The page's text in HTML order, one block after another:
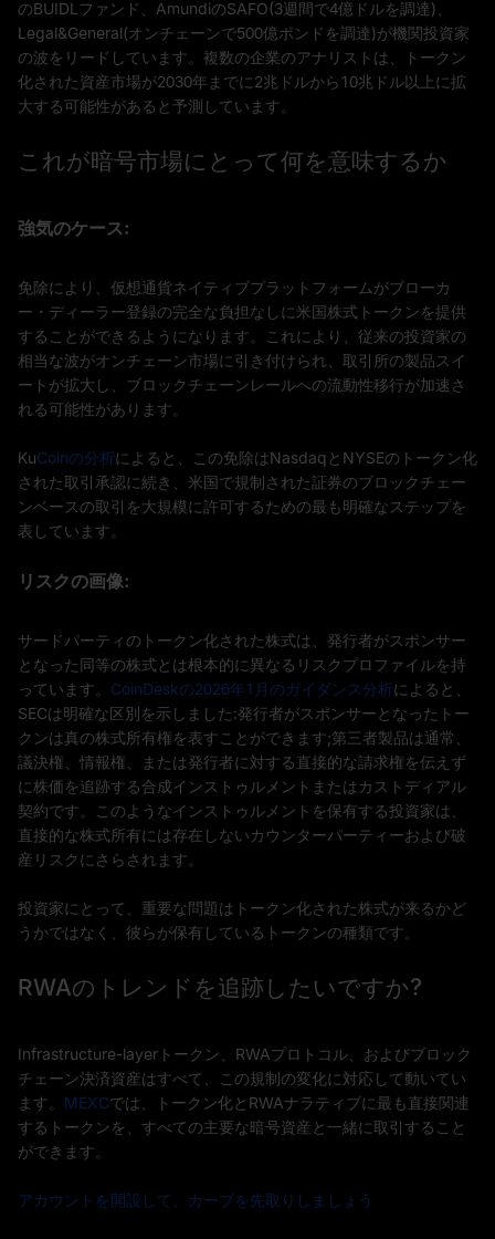
のBUIDLファンド、AmundiのSAFO(3週間で4億ドルを調達)、
Legal&General(オンチェーンで500億ポンドを調達)が機関投資家
の波をリードしています。複数の企業のアナリストは、トークン
化された資産市場が2030年までに2兆ドルから10兆ドル以上に拡
大する可能性があると予測しています。
これが暗号市場にとって何を意味するか
強気のケース:
免除により、仮想通貨ネイティブプラットフォームがブローカ
ー・ディーラー登録の完全な負担なしに米国株式トークンを提供
することができるようになります。これにより、従来の投資家の
相当な波がオンチェーン市場に引き付けられ、取引所の製品スイ
ートが拡大し、ブロックチェーンレールへの流動性移行が加速さ
れる可能性があります。
KuCoinの分析によると、この免除はNasdaqとNYSEのトークン化
された取引承認に続き、米国で規制された証券のブロックチェー
ンベースの取引を大規模に許可するための最も明確なステップを
表しています。
リスクの画像:
サードパーティのトークン化された株式は、発行者がスポンサー
となった同等の株式とは根本的に異なるリスクプロファイルを持
っています。 CoinDeskの2026年1月のガイダンス分析によると、
SECは明確な区別を示しました:発行者がスポンサーとなったトー
クンは真の株式所有権を表すことができます;第三者製品は通常、
議決権、情報権、または発行者に対する直接的な請求権を伝えず
に株価を追跡する合成インストゥルメントまたはカストディアル
契約です。このようなインストゥルメントを保有する投資家は、
直接的な株式所有には存在しないカウンターパーティーおよび破
産リスクにさらされます。
投資家にとって、重要な問題はトークン化された株式が来るかど
うかではなく、彼らが保有しているトークンの種類です。
RWAのトレンドを追跡したいですか?
Infrastructure-layerトークン、RWAプロトコル、およびブロック
チェーン決済資産はすべて、この規制の変化に対応して動いてい
ます。 MEXCでは、トークン化とRWAナラティブに最も直接関連
するトークンを、すべての主要な暗号資産と一緒に取引すること
ができます。
アカウントを開設して、カーブを先取りしましょう